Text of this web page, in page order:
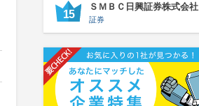
15
ＳＭＢＣ日興証券株式会社
証券